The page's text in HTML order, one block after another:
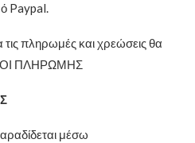
Paypal.
τις πληρωμές και χρεώσεις θα
ΠΛΗΡΩΜΗΣ
μέσω